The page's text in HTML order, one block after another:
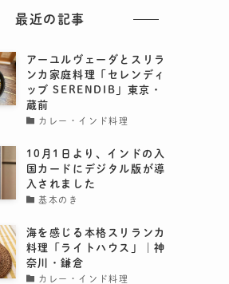
最近の記事
アーユルヴェーダとスリラ
ンカ家庭料理「セレンディ
ッブ SERENDIB」東京・
蔵前
カレー・インド料理
10月1日より、インドの入
国カードにデジタル版が導
入されました
基本のき
海を感じる本格スリランカ
料理「ライトハウス」｜神
奈川・鎌倉
カレー・インド料理